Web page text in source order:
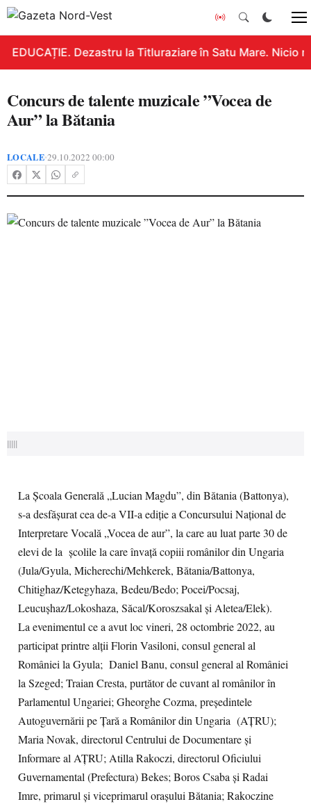
EDUCAȚIE. Dezastru la Titluraziare în Satu Mare. Nicio
Concurs de talente muzicale ”Vocea de
Aur” la Bătania
LOCALE•29.10.2022 00:00
|||||
La Școala Generală „Lucian Magdu”, din Bătania (Battonya),
s-a desfășurat cea de-a VII-a ediție a Concursului Național de
Interpretare Vocală „Vocea de aur”, la care au luat parte 30 de
elevi de la școlile la care învaţă copiii românilor din Ungaria
(Jula/Gyula, Micherechi/Mehkerek, Bătania/Battonya,
Chitighaz/Ketegyhaza, Bedeu/Bedo; Pocei/Pocsaj,
Leucușhaz/Lokoshaza, Săcal/Koroszsakal și Aletea/Elek).
La evenimentul ce a avut loc vineri, 28 octombrie 2022, au
participat printre alţii Florin Vasiloni, consul general al
României la Gyula; Daniel Banu, consul general al României
la Szeged; Traian Cresta, purtător de cuvant al românilor în
Parlamentul Ungariei; Gheorghe Cozma, președintele
Autoguvernării pe Țară a Românilor din Ungaria (AȚRU);
Maria Novak, directorul Centrului de Documentare şi
Informare al AŢRU; Atilla Rakoczi, directorul Oficiului
Guvernamental (Prefectura) Bekes; Boros Csaba şi Radai
Imre, primarul şi viceprimarul oraşului Bătania; Rakoczine